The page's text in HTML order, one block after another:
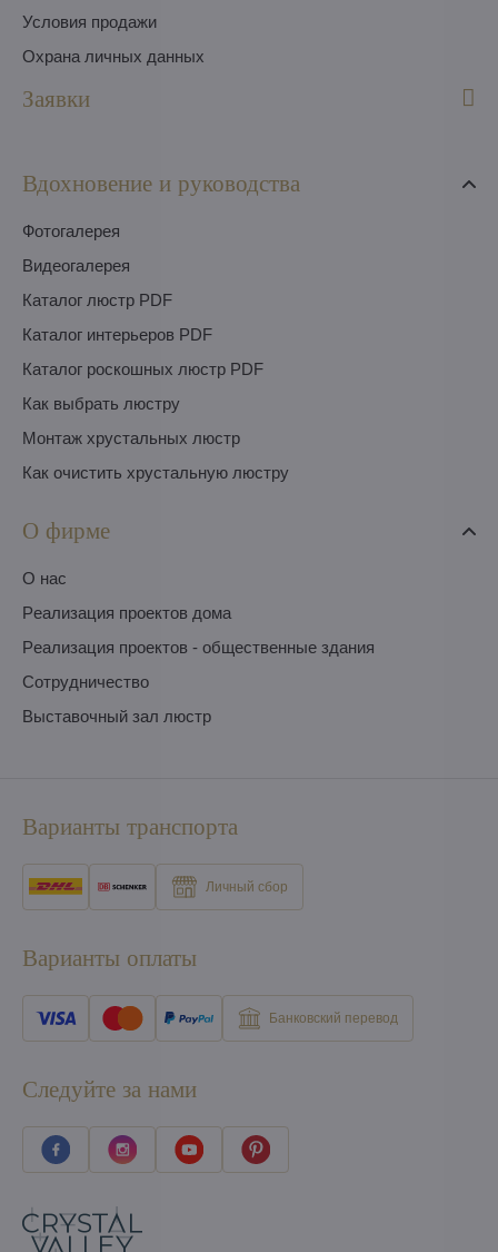
Условия продажи
Охрана личных данных
Заявки
Вдохновение и руководства
Фотогалерея
Видеогалерея
Каталог люстр PDF
Каталог интерьеров PDF
Каталог роскошных люстр PDF
Как выбрать люстру
Монтаж хрустальных люстр
Как очистить хрустальную люстру
О фирме
O нас
Pеализация проектов дома
Pеализация проектов - общественные здания
Сотрудничество
Выставочный зал люстр
Варианты транспорта
Личный сбор
Варианты оплаты
Банковский перевод
Следуйте за нами